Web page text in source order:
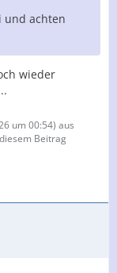
und achten
wieder
um 00:54) aus
Beitrag